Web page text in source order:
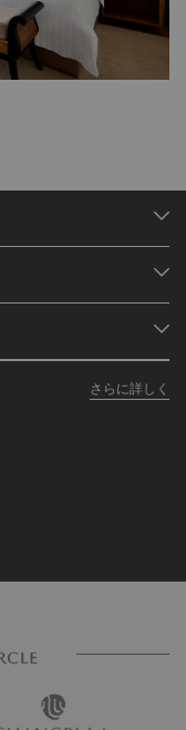
さらに詳しく